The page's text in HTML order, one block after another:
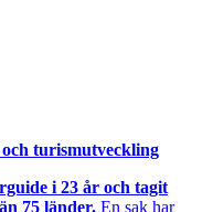
turismutveckling
i 23 år och tagit
75 länder. En sak har